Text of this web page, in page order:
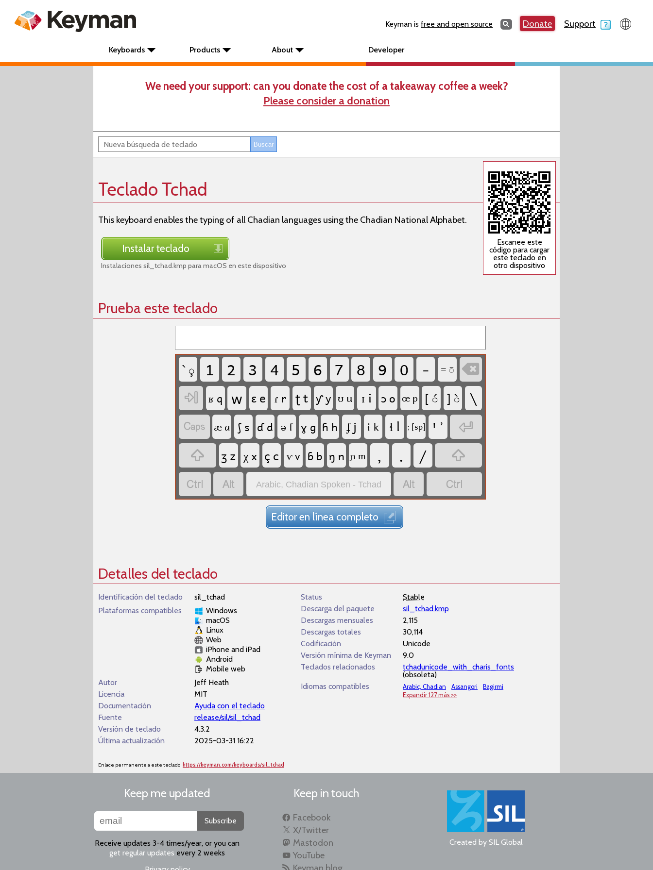
Keyman isfree and open source SearchSearchDonate Support
Keyboards Products About Developer
We need your support: can you donate the cost of a takeaway coffee a week?
Please consider a donation
Escanee este
código para cargar
este teclado en
otro dispositivo
Teclado Tchad
This keyboard enables the typing of all Chadian languages using the Chadian National Alphabet.
Instalar teclado
Instalaciones sil_tchad.kmp para macOS en este dispositivo
Prueba este teclado
` ◌̧ 1 2 3 4 5 6 7 8 9 0 - = ◌̄ 

ʁ q w ɛ e ɾ r ʈ t ƴ y ʊ u ɪ i ɔ o œ p [ ◌́ ] ◌̀ \
 æ a ʃ s ɗ d ə f ɣ g ɦ h ʄ j ɨ k ɬ l ; [sp] ꞌ ’


ʒ z χ x ç c ⱱ v ɓ b ŋ n ɲ m , . /


 Arabic, Chadian Spoken - Tchad  
Editor en línea completo
Detalles del teclado
Identificación del teclado
sil_tchad
Plataformas compatibles
Windows
macOS
Linux
Web
iPhone and iPad
Android
Mobile web
Autor
Jeff Heath
Licencia
MIT
Documentación
Ayuda con el teclado
Fuente
release/sil/sil_tchad
Versión de teclado
4.3.2
Última actualización
2025-03-31 16:22
Status
Stable
Descarga del paquete
sil_tchad.kmp
Descargas mensuales
2,115
Descargas totales
30,114
Codificación
Unicode
Versión mínima de Keyman
9.0
Teclados relacionados
tchadunicode_with_charis_fonts
(obsoleta)
Idiomas compatibles
Arabic, Chadian Assangori
Bagirmi
Expandir 127 más >>
Enlace permanente a este teclado: https://keyman.com/keyboards/sil_tchad
Keep me updated
Subscribe
Receive updates 3-4 times/year, or you can
get regular updates every 2 weeks
Keep in touch
Facebook
X/Twitter
Mastodon
YouTube
Created by SIL Global